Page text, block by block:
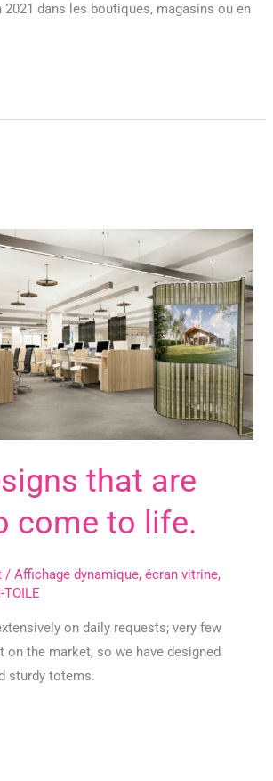
2021 dans les boutiques, magasins ou en
that are
come to life.
/Affichage dynamique,écran vitrine,
TOILE
on daily requests; very few
the market, so we have designed
sturdy totems.